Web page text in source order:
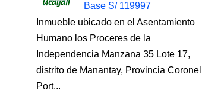
Base S/ 119997
Inmueble ubicado en el Asentamiento
Humano los Proceres de la
Independencia Manzana 35 Lote 17,
distrito de Manantay, Provincia Coronel
Port...